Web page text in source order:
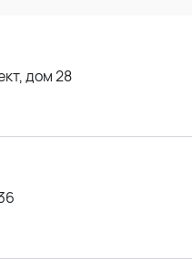
дом 28